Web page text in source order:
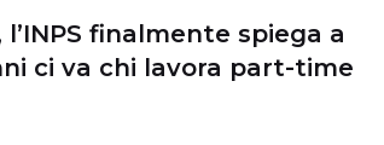
l’INPS finalmente spiega a
ci va chi lavora part-time